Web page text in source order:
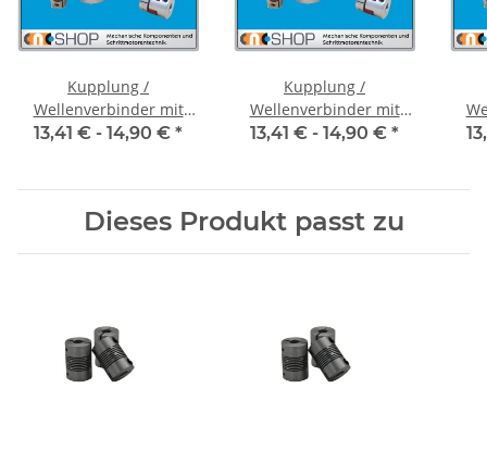
Kupplung /
Wellenverbinder mit
Klemmnaben FCT-20C
13,41 € - 14,90 € *
Kupplung /
Wellenverbinder mit
Klemmnaben FCT-20C
13,41 € - 14,90 € *
Dieses Produkt passt zu